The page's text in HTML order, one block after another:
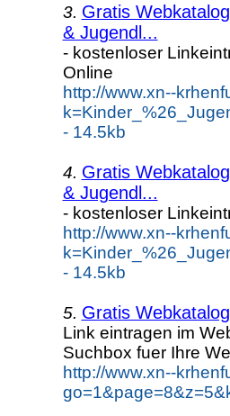
3. Gratis
& Jugendl...
- kostenloser
Online
http://www.xn--
- 14.5kb
4. Gratis
& Jugendl...
- kostenloser
http://www.xn--
- 14.5kb
5. Gratis
Link eintragen im
Suchbox fuer Ihre
http://www.xn--